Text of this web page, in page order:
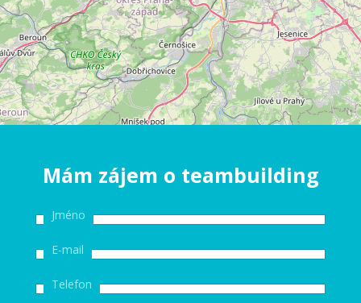
Mám zájem o teambuilding
Jméno
E-mail
Telefon